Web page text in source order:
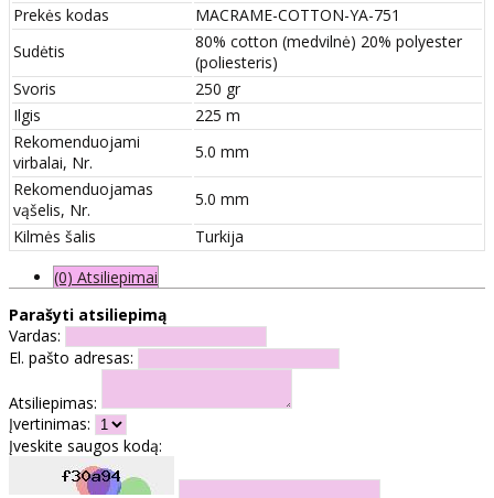
Prekės kodas
MACRAME-COTTON-YA-751
Sudėtis
80% cotton (medvilnė) 20% polyester
(poliesteris)
Svoris
250 gr
Ilgis
225 m
Rekomenduojami
virbalai, Nr.
5.0 mm
Rekomenduojamas
vąšelis, Nr.
5.0 mm
Kilmės šalis
Turkija
(0) Atsiliepimai
Parašyti atsiliepimą
Vardas:
El. pašto adresas:
Atsiliepimas:
Įvertinimas:
Įveskite saugos kodą: